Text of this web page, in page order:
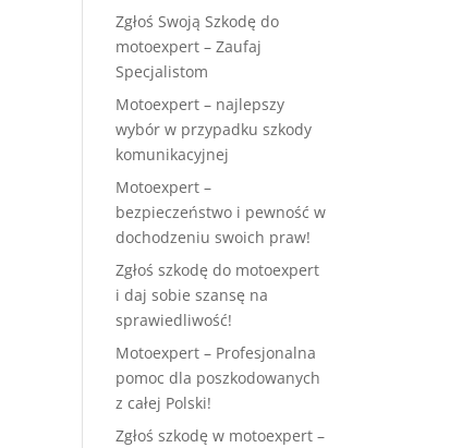
Zgłoś Swoją Szkodę do
motoexpert – Zaufaj
Specjalistom
Motoexpert – najlepszy
wybór w przypadku szkody
komunikacyjnej
Motoexpert –
bezpieczeństwo i pewność w
dochodzeniu swoich praw!
Zgłoś szkodę do motoexpert
i daj sobie szansę na
sprawiedliwość!
Motoexpert – Profesjonalna
pomoc dla poszkodowanych
z całej Polski!
Zgłoś szkodę w motoexpert –